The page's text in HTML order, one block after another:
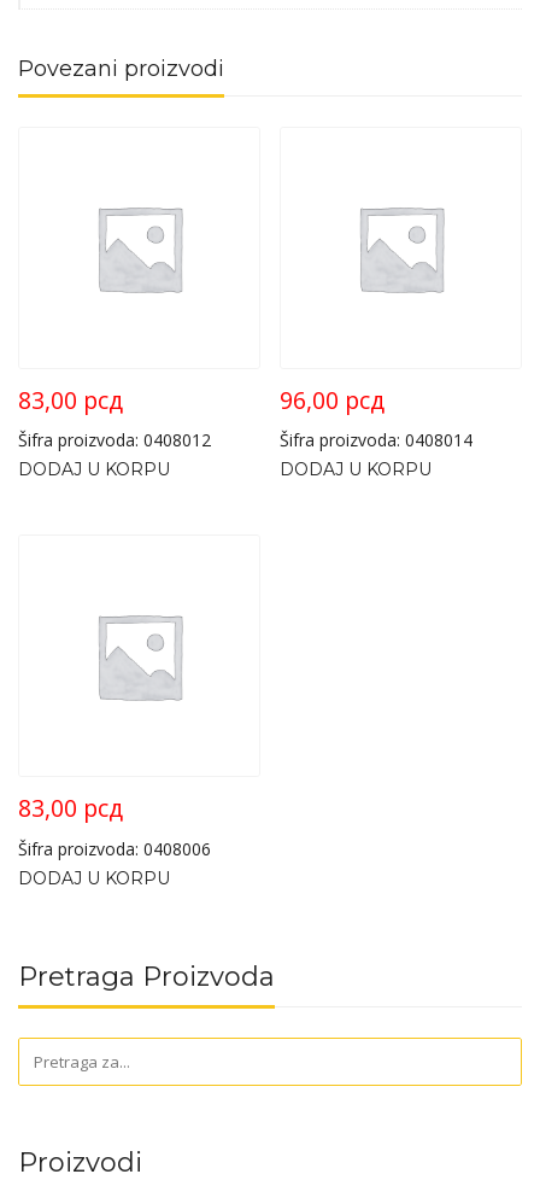
Povezani proizvodi
83,00 рсд
Šifra proizvoda: 0408012
DODAJ U KORPU
96,00 рсд
Šifra proizvoda: 0408014
DODAJ U KORPU
83,00 рсд
Šifra proizvoda: 0408006
DODAJ U KORPU
Pretraga Proizvoda
Proizvodi